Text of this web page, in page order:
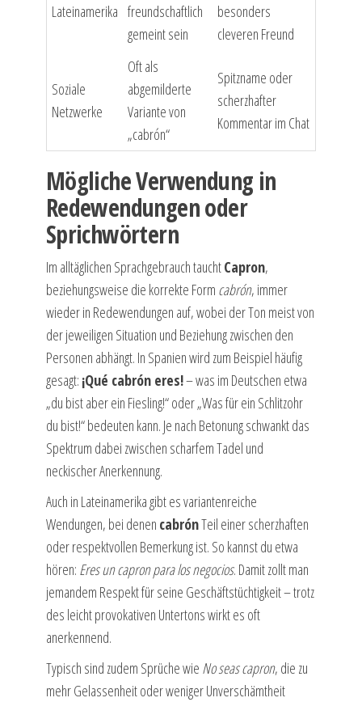
Lateinamerika freundschaftlich
gemeint sein
besonders
cleveren Freund
Soziale
Netzwerke
Oft als
abgemilderte
Variante von
„cabrón“
Spitzname oder
scherzhafter
Kommentar im Chat
Mögliche Verwendung in
Redewendungen oder
Sprichwörtern
Im alltäglichen Sprachgebrauch tauchtCapron,
beziehungsweise die korrekte Form cabrón, immer
wieder in Redewendungen auf, wobei der Ton meist von
der jeweiligen Situation und Beziehung zwischen den
Personen abhängt. In Spanien wird zum Beispiel häufig
gesagt: ¡Qué cabrón eres!– was im Deutschen etwa
„du bist aber ein Fiesling!“ oder „Was für ein Schlitzohr
du bist!“ bedeuten kann. Je nach Betonung schwankt das
Spektrum dabei zwischen scharfem Tadel und
neckischer Anerkennung.
Auch in Lateinamerika gibt es variantenreiche
Wendungen, bei denen cabrónTeil einer scherzhaften
oder respektvollen Bemerkung ist. So kannst du etwa
hören: Eres un capron para los negocios. Damit zollt man
jemandem Respekt für seine Geschäftstüchtigkeit – trotz
des leicht provokativen Untertons wirkt es oft
anerkennend.
Typisch sind zudem Sprüche wie No seas capron, die zu
mehr Gelassenheit oder weniger Unverschämtheit